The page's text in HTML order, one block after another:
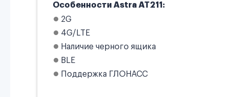
Особенности Astra AT211:
2G
4G/LTE
Наличие черного ящика
BLE
Поддержка ГЛОНАСС